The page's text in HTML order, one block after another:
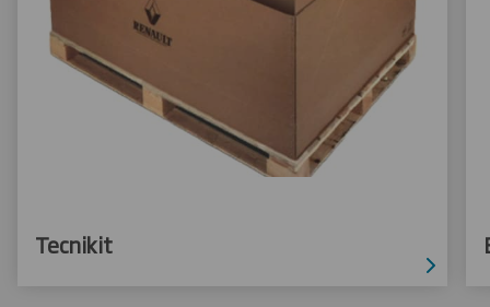
Tecnikit